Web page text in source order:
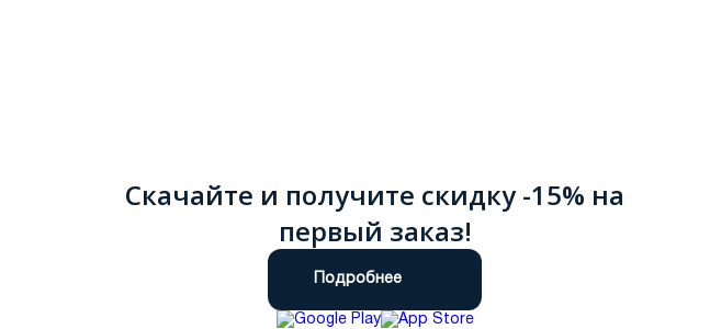
Скачайте и получите скидку -15% на
первый заказ!
Подробнее